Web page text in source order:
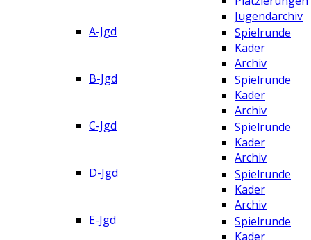
Jugendarchiv
A-Jgd
Spielrunde
Kader
Archiv
B-Jgd
Spielrunde
Kader
Archiv
C-Jgd
Spielrunde
Kader
Archiv
D-Jgd
Spielrunde
Kader
Archiv
E-Jgd
Spielrunde
Kader